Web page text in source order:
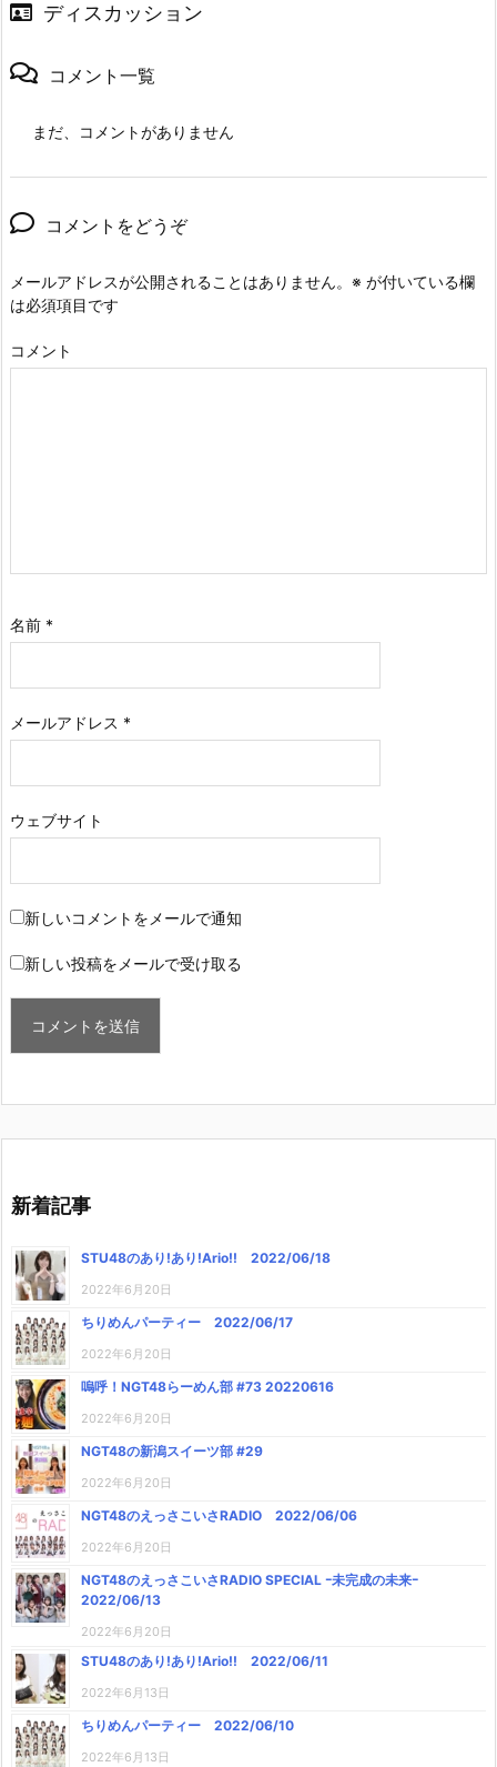
ディスカッション
コメント一覧
まだ、コメントがありません
コメントをどうぞ
メールアドレスが公開されることはありません。 ※ が付いている欄
は必須項目です
コメント
名前 *
メールアドレス *
ウェブサイト
新しいコメントをメールで通知
新しい投稿をメールで受け取る
新着記事
STU48のあり!あり!Ario!! 2022/06/18
2022年6月20日
ちりめんパーティー 2022/06/17
2022年6月20日
嗚呼！NGT48らーめん部 #73 20220616
2022年6月20日
NGT48の新潟スイーツ部 #29
2022年6月20日
NGT48のえっさこいさRADIO 2022/06/06
2022年6月20日
NGT48のえっさこいさRADIO SPECIAL ｰ未完成の未来ｰ
2022/06/13
2022年6月20日
STU48のあり!あり!Ario!! 2022/06/11
2022年6月13日
ちりめんパーティー 2022/06/10
2022年6月13日